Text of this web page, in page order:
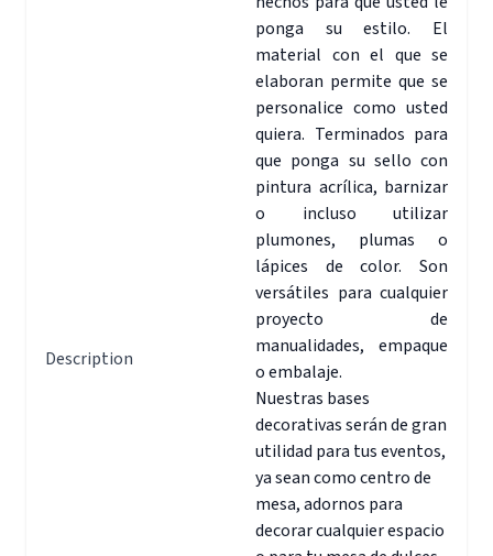
Description
ponga su estilo. El
material con el que se
elaboran permite que se
personalice como usted
quiera. Terminados para
que ponga su sello con
pintura acrílica, barnizar
o incluso utilizar
plumones, plumas o
lápices de color. Son
versátiles para cualquier
proyecto de
manualidades, empaque
o embalaje.
Nuestras bases
decorativas serán de gran
utilidad para tus eventos,
ya sean como centro de
mesa, adornos para
decorar cualquier espacio